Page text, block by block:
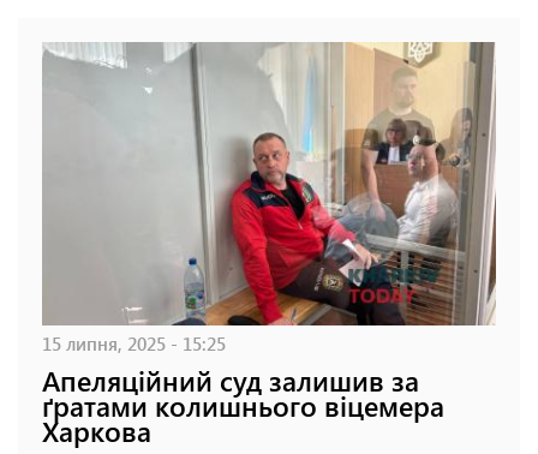
15 липня, 2025 - 15:25
Апеляційний суд залишив за
ґратами колишнього віцемера
Харкова